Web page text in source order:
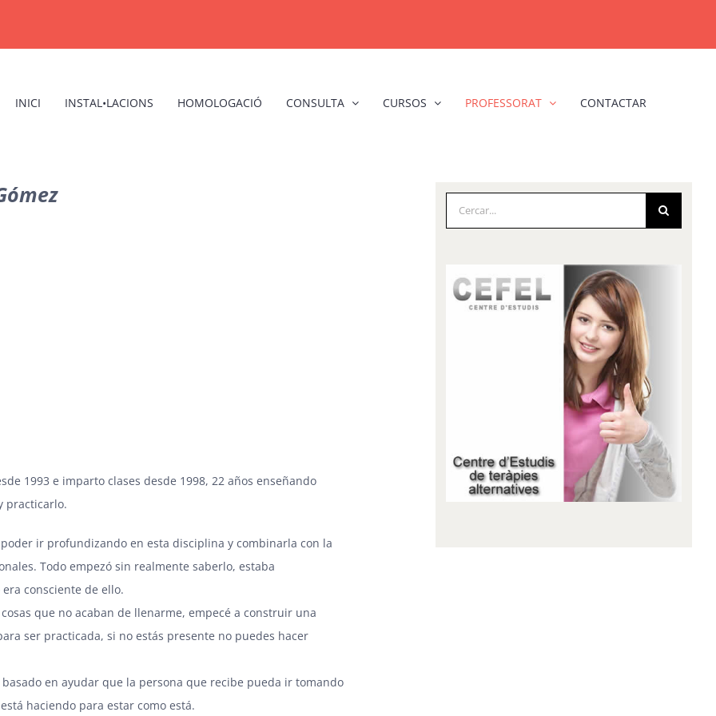
INICI INSTAL•LACIONS HOMOLOGACIÓ CONSULTA CURSOS PROFESSORAT CONTACTAR
1993 e imparto clases desde 1998, 22 años enseñando
practicarlo.
ir profundizando en esta disciplina y combinarla con la
Todo empezó sin realmente saberlo, estaba
consciente de ello.
que no acaban de llenarme, empecé a construir una
ser practicada, si no estás presente no puedes hacer
en ayudar que la persona que recibe pueda ir tomando
haciendo para estar como está.
Cerca
…